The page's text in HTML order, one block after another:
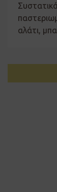
αλάτι,